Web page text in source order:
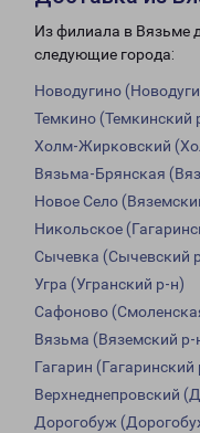
Из филиала в Вязьме
следующие города:
Новодугино
Темкино (Темкинский
Холм-Жирковский
Вязьма-Брянская
Новое Село
Никольское
Сычевка (Сычевский
Угра (Угранский р-н)
Сафоново
Вязьма (Вяземский р-
Гагарин (Гагаринский
Верхнеднепровский
Дорогобуж